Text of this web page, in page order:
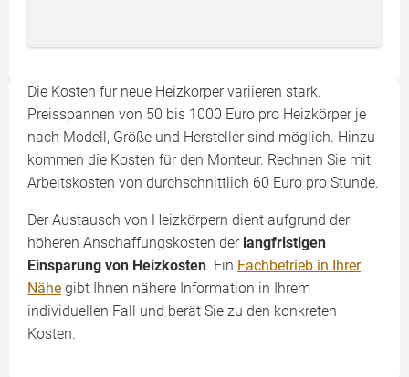
Die Kosten für neue Heizkörper variieren stark.
Preisspannen von 50 bis 1000 Euro pro Heizkörper je
nach Modell, Größe und Hersteller sind möglich. Hinzu
kommen die Kosten für den Monteur. Rechnen Sie mit
Arbeitskosten von durchschnittlich 60 Euro pro Stunde.
Der Austausch von Heizkörpern dient aufgrund der
höheren Anschaffungskosten der langfristigen
Einsparung von Heizkosten. Ein Fachbetrieb in Ihrer
Nähe gibt Ihnen nähere Information in Ihrem
individuellen Fall und berät Sie zu den konkreten
Kosten.